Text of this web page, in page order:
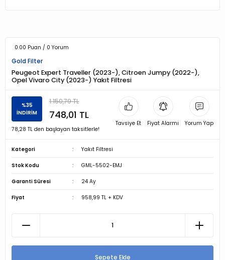
0.00 Puan / 0 Yorum
Gold Filter
Peugeot Expert Traveller (2023-), Citroen Jumpy (2022-),
Opel Vivaro City (2023-) Yakıt Filtresi
%35
İNDİRİM
1.150,79 TL
748,01 TL
78,28 TL den başlayan taksitlerle!
Tavsiye Et Fiyat Alarmı Yorum Yap
Kategori Yakıt Filtresi
Stok Kodu GML-5502-EMJ
Garanti Süresi 24 Ay
Fiyat 958,99 TL + KDV
Sepete Ekle